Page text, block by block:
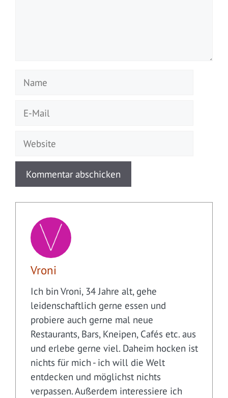
Name
Website
Vroni
Ich bin Vroni, 34 Jahre alt, gehe
leidenschaftlich gerne essen und
probiere auch gerne mal neue
Restaurants, Bars, Kneipen, Cafés etc. aus
und erlebe gerne viel. Daheim hocken ist
nichts für mich - ich will die Welt
entdecken und möglichst nichts
verpassen. Außerdem interessiere ich